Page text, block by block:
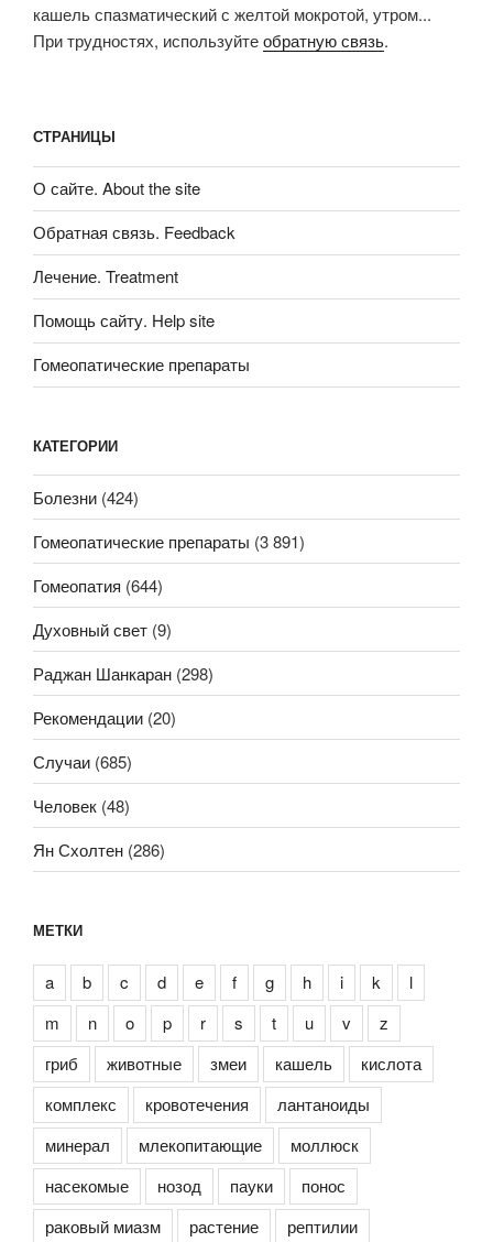
кашель спазматический с желтой мокротой, утром...
При трудностях, используйтеобратную связь.
СТРАНИЦЫ
О сайте. About the site
Обратная связь. Feedback
Лечение. Treatment
Помощь сайту. Help site
Гомеопатические препараты
КАТЕГОРИИ
Болезни (424)
Гомеопатические препараты (3 891)
Гомеопатия (644)
Духовный свет (9)
Раджан Шанкаран (298)
Рекомендации (20)
Случаи (685)
Человек (48)
Ян Схолтен (286)
МЕТКИ
a b c d e f g h i k
l
m
n o p r s t u v
z
гриб
животные змеи кашель
кислота
комплекс
кровотечения
лантаноиды
минерал
млекопитающие
моллюск
насекомые
нозод пауки
понос
раковый миазм
растение рептилии